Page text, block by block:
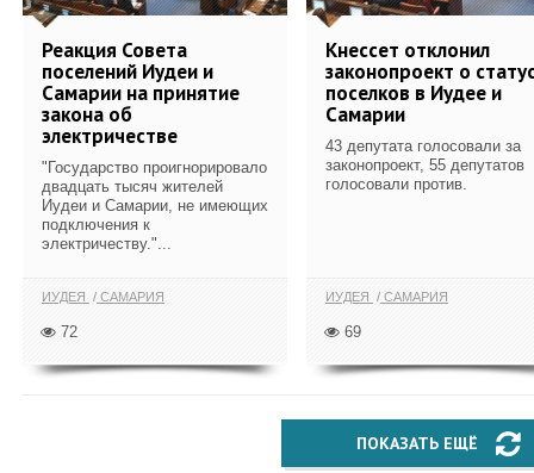
Реакция Совета
поселений Иудеи и
Самарии на принятие
закона об
электричестве
"Государство проигнорировало
двадцать тысяч жителей
Иудеи и Самарии, не имеющих
подключения к
электричеству."...
ИУДЕЯ САМАРИЯ
72
Кнессет отклонил
законопроект о
поселков в Иудее и
Самарии
43 депутата голосовали за
законопроект, 55 депутатов
голосовали против.
ИУДЕЯ САМАРИЯ
69
ПОКАЗАТЬ ЕЩЁ